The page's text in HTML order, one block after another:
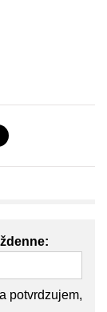
a potvrdzujem,